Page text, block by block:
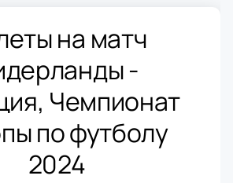
на матч
-
Чемпионат
по футболу
2024